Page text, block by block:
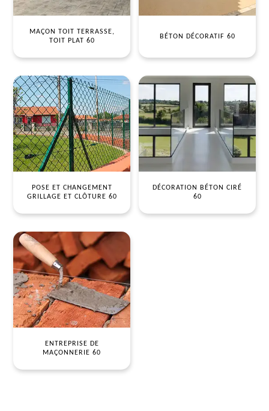
MAÇON TOIT TERRASSE,
TOIT PLAT 60
BÉTON DÉCORATIF 60
POSE ET CHANGEMENT
GRILLAGE ET CLÔTURE 60
DÉCORATION BÉTON CIRÉ
60
ENTREPRISE DE
MAÇONNERIE 60